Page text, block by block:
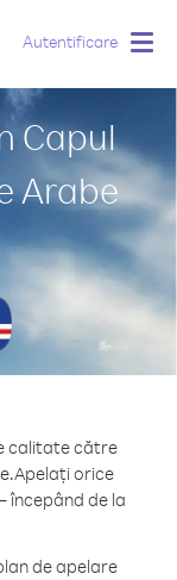
Autentificare
Capul
Arabe
calitate către
Apelați orice
începând de la
de apelare